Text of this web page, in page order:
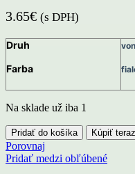
3.65€ (s DPH)
Druh
Farba
Na sklade už iba 1
množstvo
Sviečka
proti
Pridať do košíka Kúpiť teraz
Porovnaj
Pridať medzi obľúbené